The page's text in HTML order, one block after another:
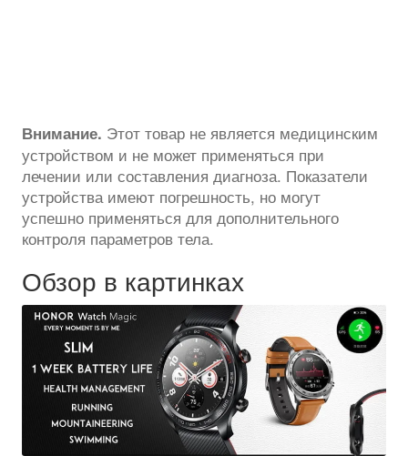
Внимание. Этот товар не является медицинским
устройством и не может применяться при
лечении или составления диагноза. Показатели
устройства имеют погрешность, но могут
успешно применяться для дополнительного
контроля параметров тела.
Обзор в картинках